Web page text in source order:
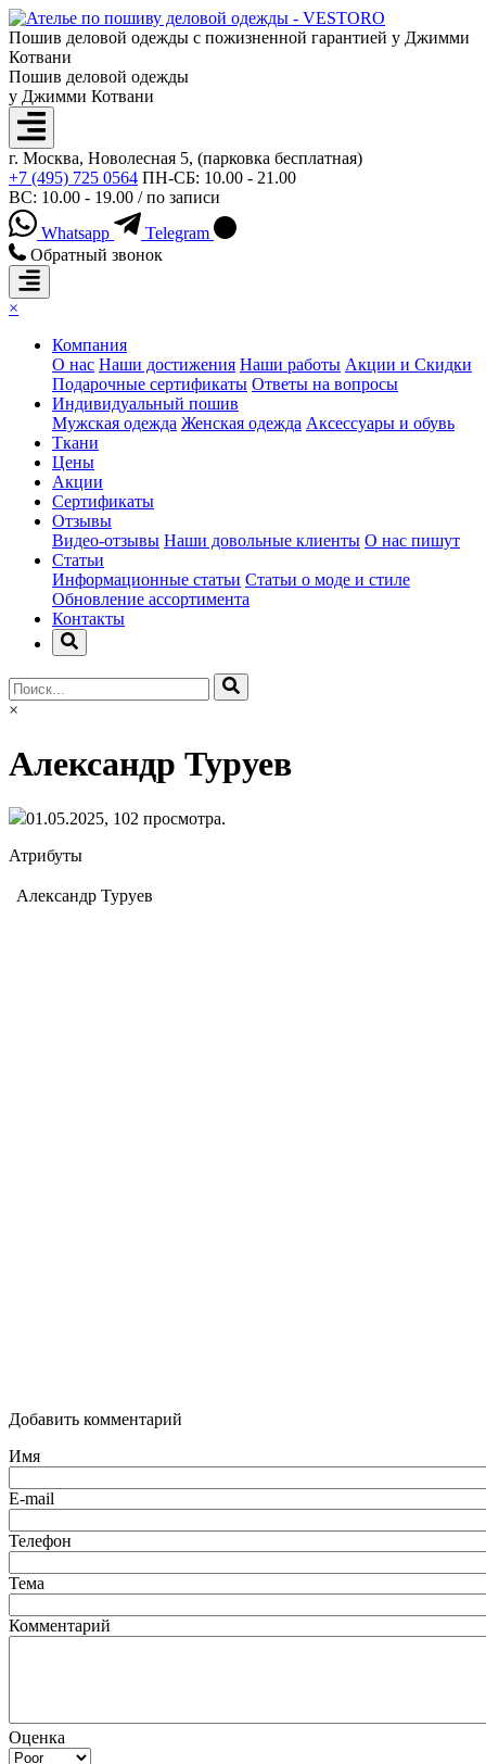
Пошив деловой одежды с пожизненной гарантией у Джимми
Котвани
Пошив деловой одежды
у Джимми Котвани
г. Москва, Новолесная 5, (парковка бесплатная)
+7 (495) 725 0564 ПН-СБ: 10.00 - 21.00
ВС: 10.00 - 19.00 / по записи
Whatsapp
Telegram
Обратный звонок
×
Компания
О нас Наши достижения Наши работы Акции и Скидки
Подарочные сертификаты Ответы на вопросы
Индивидуальный пошив
Мужская одежда Женская одежда Аксессуары и обувь
Ткани
Цены
Акции
Сертификаты
Отзывы
Видео-отзывы Наши довольные клиенты О нас пишут
Статьи
Информационные статьи Статьи о моде и стиле
Обновление ассортимента
Контакты
×
Александр Туруев
01.05.2025, 102 просмотра.
Атрибуты
Александр Туруев
Добавить комментарий
Имя
E-mail
Телефон
Тема
Комментарий
Оценка